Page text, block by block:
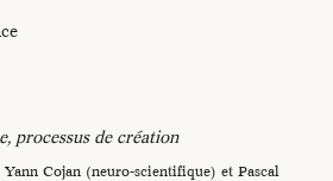
processus de création
Cojan (neuro-scientifique) et Pascal